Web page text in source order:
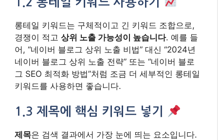
롱테일 키워드는 구체적이고 긴 키워드 조합으로,
경쟁이 적고 상위 노출 가능성이 높습니다. 예를 들
어, “네이버 블로그 상위 노출 비법” 대신 “2024년
네이버 블로그 상위 노출 전략” 또는 “네이버 블로
그 SEO 최적화 방법”처럼 조금 더 세부적인 롱테일
키워드를 사용하면 좋습니다.
1.3 제목에 핵심 키워드 넣기
제목은 검색 결과에서 가장 눈에 띄는 요소입니다.